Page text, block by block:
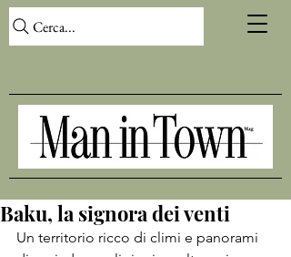
Cerca...
Baku, la signora dei venti
Un territorio ricco di climi e panorami